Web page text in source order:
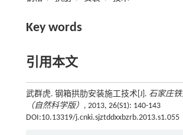
Key words
引用本文
武群虎. 钢箱拱肋安装施工技术[J]. 石家庄
（自然科学版） , 2013, 26(S1): 140-143
DOI:10.13319/j.cnki.sjztddxxbzrb.2013.s1.055